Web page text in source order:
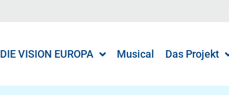
DIE VISION EUROPA Musical Das Projekt